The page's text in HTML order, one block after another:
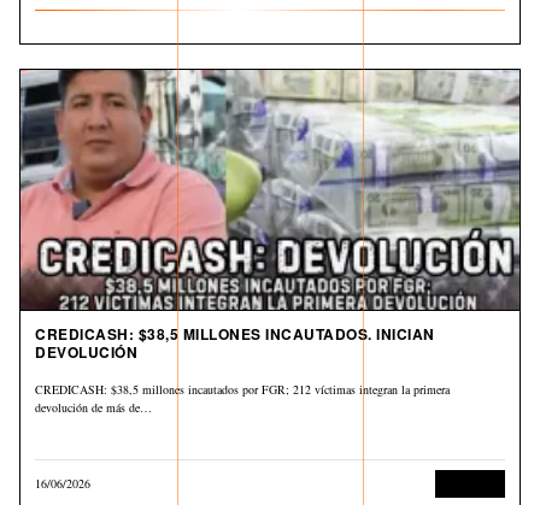
CREDICASH: $38,5 MILLONES INCAUTADOS. INICIAN
DEVOLUCIÓN
CREDICASH: $38,5 millones incautados por FGR; 212 víctimas integran la primera
devolución de más de…
16/06/2026